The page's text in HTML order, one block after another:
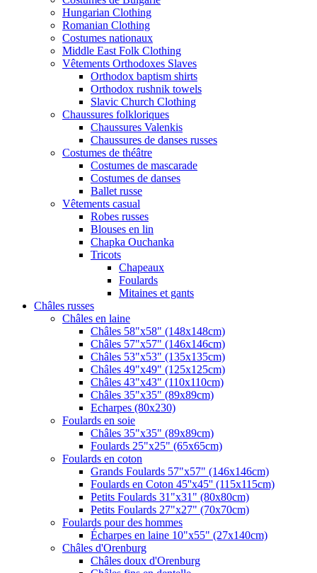
Hungarian Clothing
Romanian Clothing
Costumes nationaux
Middle East Folk Clothing
Vêtements Orthodoxes Slaves
Orthodox baptism shirts
Orthodox rushnik towels
Slavic Church Clothing
Chaussures folkloriques
Chaussures Valenkis
Chaussures de danses russes
Costumes de théâtre
Costumes de mascarade
Costumes de danses
Ballet russe
Vêtements casual
Robes russes
Blouses en lin
Chapka Ouchanka
Tricots
Chapeaux
Foulards
Mitaines et gants
Châles russes
Châles en laine
Châles 58"x58" (148x148cm)
Châles 57"x57" (146x146cm)
Châles 53"x53" (135x135cm)
Châles 49"x49" (125x125cm)
Châles 43"x43" (110x110cm)
Châles 35"x35" (89x89cm)
Echarpes (80х230)
Foulards en soie
Châles 35"x35" (89x89cm)
Foulards 25"x25" (65x65cm)
Foulards en coton
Grands Foulards 57"x57" (146x146cm)
Foulards en Coton 45''x45'' (115x115cm)
Petits Foulards 31"x31" (80x80cm)
Petits Foulards 27"x27" (70x70cm)
Foulards pour des hommes
Écharpes en laine 10"x55" (27x140cm)
Châles d'Orenburg
Châles doux d'Orenburg